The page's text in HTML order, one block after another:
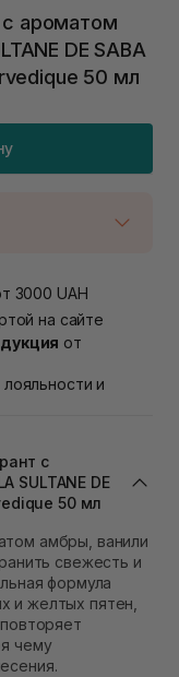
с ароматом
DE SABA
50 мл
Подстригача,
36)
43
Гудачека 23 (ТЦ
3000 UAH
на сайте
от
, лояльности и
с
SULTANE DE
50 мл
амбры, ванили
свежесть и
формула
и желтых пятен,
чему